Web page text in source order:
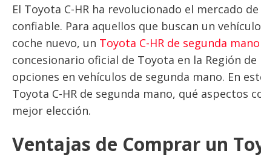
El Toyota C-HR ha revolucionado el mercado
confiable. Para aquellos que buscan un
coche nuevo, un Toyota C-HR de segunda
concesionario oficial de Toyota en la Región
opciones en vehículos de segunda mano. En
Toyota C-HR de segunda mano, qué aspectos
mejor elección.
Ventajas de Comprar un